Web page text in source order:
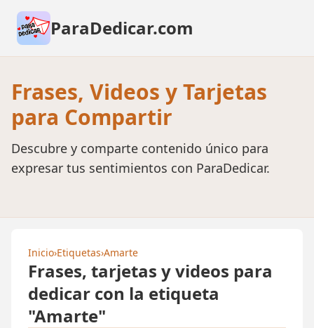
ParaDedicar.com
Frases, Videos y Tarjetas
para Compartir
Descubre y comparte contenido único para
expresar tus sentimientos con ParaDedicar.
Inicio›Etiquetas›Amarte
Frases, tarjetas y videos para
dedicar con la etiqueta
"Amarte"